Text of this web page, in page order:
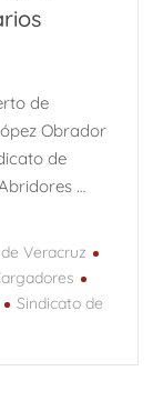
de
Obrador
de
…
Veracruz
Sindicato de